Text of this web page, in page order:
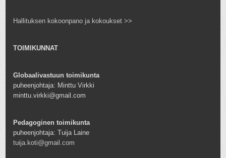
Hallituksen kokoonpano ja kokoukset >>
TOIMIKUNNAT
Globaalivastuun toimikunta
puheenjohtaja: Minttu Virkki
minttu.virkki@gmail.com
Pedagoginen toimikunta
puheenjohtaja: Tuija Laine
tuija.koti@gmail.com